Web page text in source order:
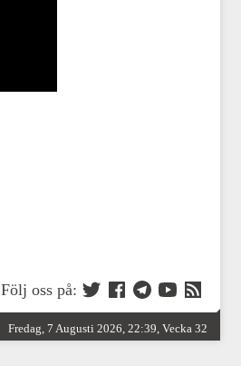
Följ oss på:
Fredag, 7 Augusti 2026, 22:39, Vecka 32